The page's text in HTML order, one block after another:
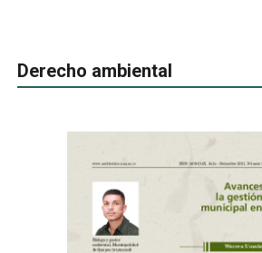
Derecho ambiental